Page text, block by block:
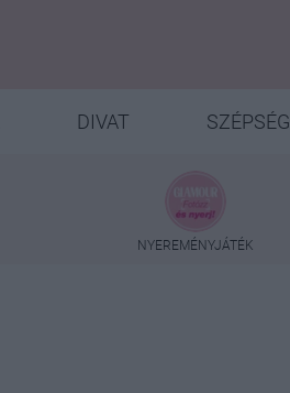
DIVAT SZÉPSÉG
NYEREMÉNYJÁTÉK